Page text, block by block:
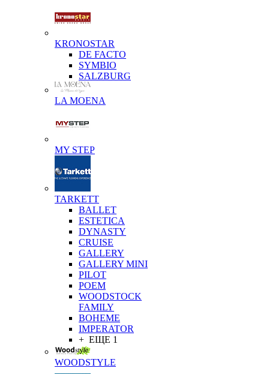
KRONOSTAR
DE FACTO
SYMBIO
SALZBURG
LA MOENA
MY STEP
TARKETT
BALLET
ESTETICA
DYNASTY
CRUISE
GALLERY
GALLERY MINI
PILOT
POEM
WOODSTOCK
FAMILY
BOHEME
IMPERATOR
+ ЕЩЕ 1
WOODSTYLE